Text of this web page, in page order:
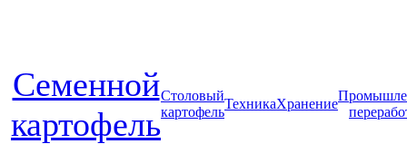
Cеменной
картофель
Столовый
картофель
ТехникаХранение